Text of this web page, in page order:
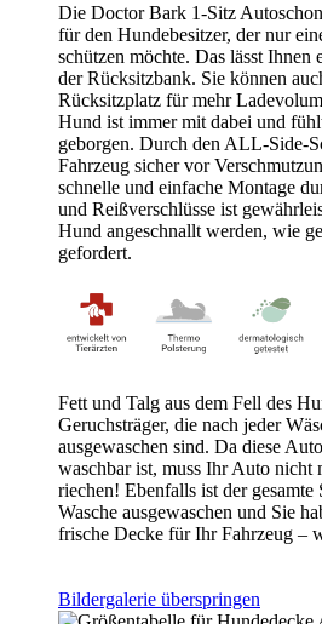
Die Doctor Bark 1-Sitz
für den Hundebesitzer, der nur
schützen möchte. Das lässt Ihnen
der Rücksitzbank. Sie können
Rücksitzplatz für mehr
Hund ist immer mit dabei und
geborgen. Durch den ALL-Side-
Fahrzeug sicher vor
schnelle und einfache Montage
und Reißverschlüsse ist
Hund angeschnallt werden, wie
gefordert.
Fett und Talg aus dem Fell des
Geruchsträger, die nach jeder
ausgewaschen sind. Da diese
waschbar ist, muss Ihr Auto nicht
riechen! Ebenfalls ist der gesamte
Wasche ausgewaschen und Sie
frische Decke für Ihr Fahrzeug –
Bildergalerie überspringen